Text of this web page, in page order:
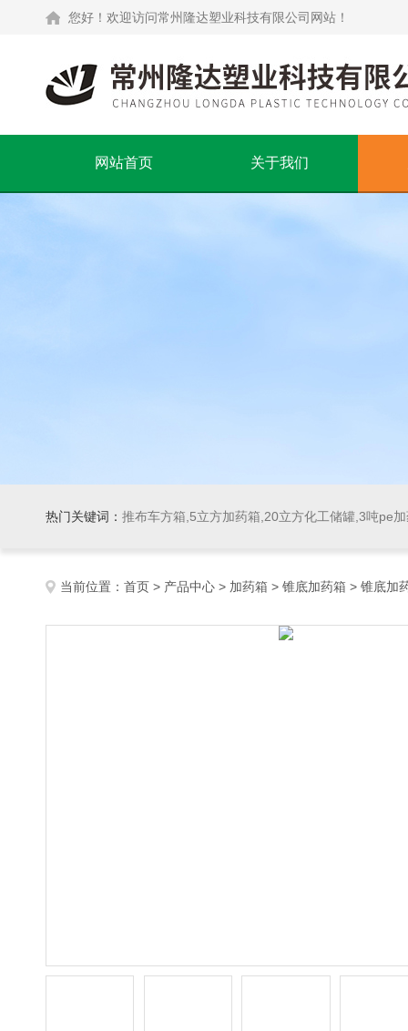
您好！欢迎访问常州隆达塑业科技有限公司网站！
网站首页 关于我们
热门关键词： 推布车方箱,5立方加药箱,20立方化工储罐,3吨pe
当前位置： 首页 > 产品中心 > 加药箱 > 锥底加药箱 > 锥底加